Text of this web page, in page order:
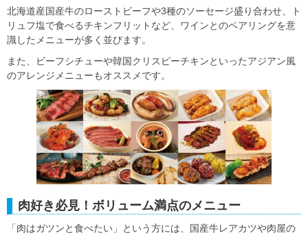
北海道産国産牛のローストビーフや3種のソーセージ盛り合わせ、ト
リュフ塩で食べるチキンフリットなど、ワインとのペアリングを意
識したメニューが多く並びます。
また、ビーフシチューや韓国クリスピーチキンといったアジアン風
のアレンジメニューもオススメです。
肉好き必見！ボリューム満点のメニュー
「肉はガツンと食べたい」という方には、国産牛レアカツや肉屋の